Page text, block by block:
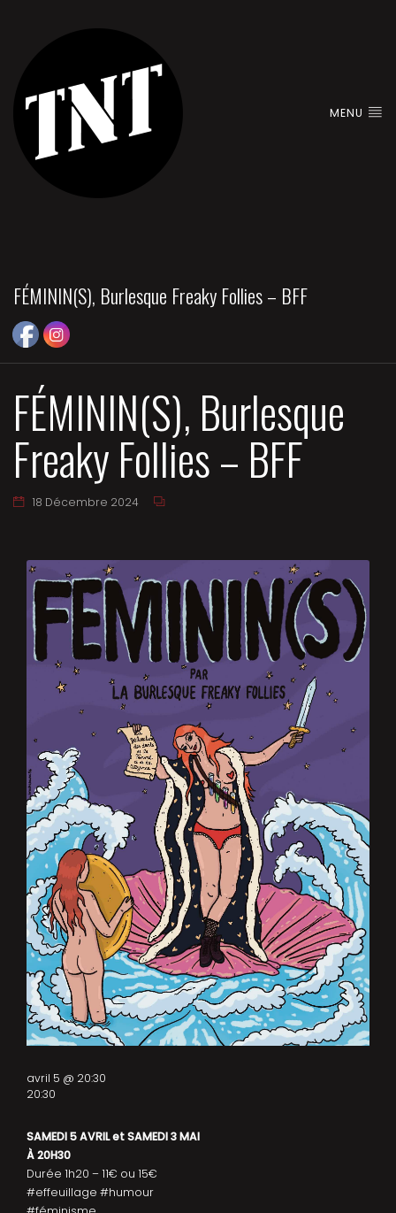
MENU
FÉMININ(S), Burlesque Freaky Follies – BFF
FÉMININ(S), Burlesque
Freaky Follies – BFF
18 Décembre 2024
SAMEDI 5 AVRIL et SAMEDI 3 MAI
À 20H30
Durée 1h20 – 11€ ou 15€
#effeuillage #humour
avril 5 @ 20:30
20:30